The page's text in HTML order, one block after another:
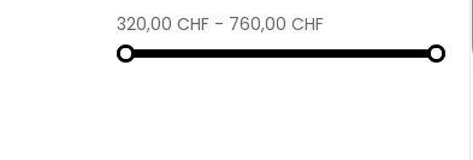
320,00 CHF - 760,00 CHF